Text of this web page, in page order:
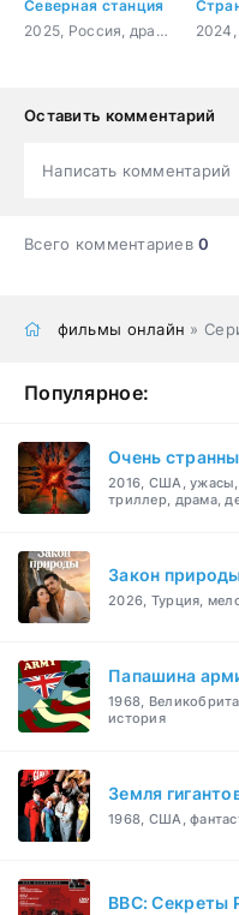
Северная станция
2025, Россия, драма
Оставить комментарий
Написать комментарий
Всего комментариев0
фильмы онлайн »
Популярное:
Очень
2016, США, ужасы,
триллер, драма,
Закон
2026, Турция,
Папашина
1968,
история
Земля
1968, США,
BBC: Секреты